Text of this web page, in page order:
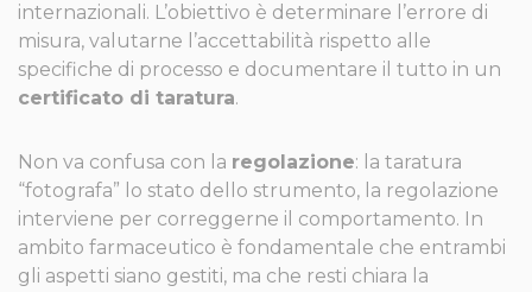
internazionali. L’obiettivo è determinare l’errore di
misura, valutarne l’accettabilità rispetto alle
specifiche di processo e documentare il tutto in un
certificato di taratura.
Non va confusa con la regolazione: la taratura
“fotografa” lo stato dello strumento, la regolazione
interviene per correggerne il comportamento. In
ambito farmaceutico è fondamentale che entrambi
gli aspetti siano gestiti, ma che resti chiara la